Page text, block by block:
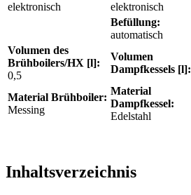
elektronisch
elektronisch
Befüllung:
automatisch
Volumen des
Brühboilers/HX [l]:
0,5
Volumen
Dampfkessels [l]:
Material Brühboiler:
Messing
Material
Dampfkessel:
Edelstahl
Inhaltsverzeichnis